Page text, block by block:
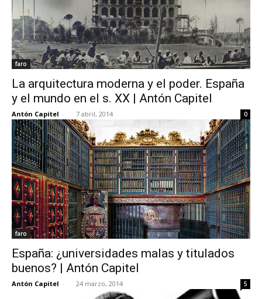
faro
La arquitectura moderna y el poder. España
y el mundo en el s. XX | Antón Capitel
Antón Capitel - 7 abril, 2014 0
faro
España: ¿universidades malas y titulados
buenos? | Antón Capitel
Antón Capitel - 24 marzo, 2014 5